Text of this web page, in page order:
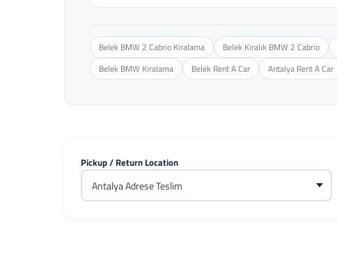
Belek BMW 2 Cabrio Kiralama Belek Kiralık BMW 2 Cabrio
Belek BMW Kiralama
Belek Rent A Car Antalya Rent A Car
Pickup / Return Location